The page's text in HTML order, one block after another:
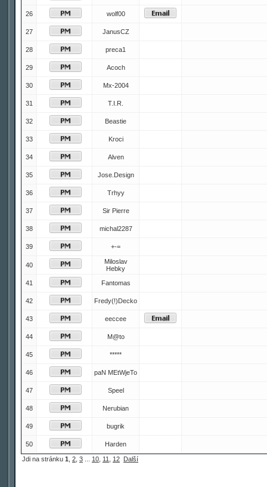
26 wolf00
27 JanusCZ
28 preca1
29 Acoch
30 Mx-2004
31 T.I.R.
32 Beastie
33 Kroci
34 Alven
35 Jose.Design
36 Trhyy
37 Sir Pierre
38 michal2287
39 +-=
40
Miloslav
Hebky
41
Fantomas
42 Fredy(!)Decko
43 eeccee
44 M@to
45 *****
46 paN MEtWjeTo
47 Speel
48 Nerubian
49 bugrik
50 Harden
Jdi na stránku 1 2 3 10 11 12 Další